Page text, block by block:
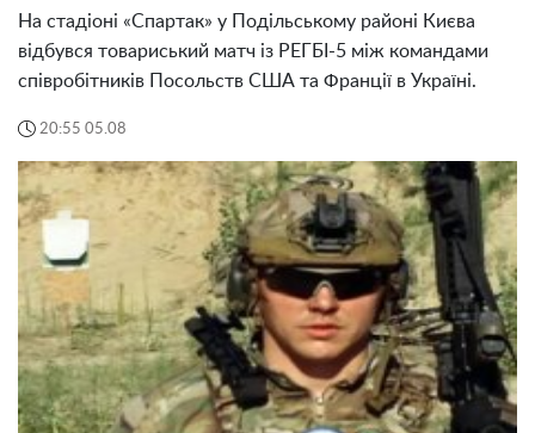
На стадіоні «Спартак» у Подільському районі Києва
відбувся товариський матч із РЕГБІ-5 між командами
співробітників Посольств США та Франції в Україні.
20:55 05.08